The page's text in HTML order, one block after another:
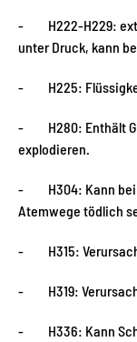
- H222-H229:
unter Druck, kann
- H225:
- H280: Enthält
explodieren.
- H304: Kann bei
Atemwege tödlich
- H315:
- H319:
- H336: Kann